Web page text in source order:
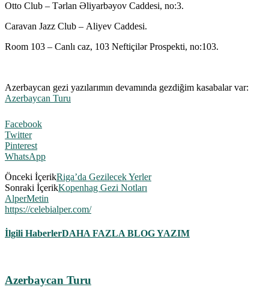
Otto Club – Tərlan Əliyarbəyov Caddesi, no:3.
Caravan Jazz Club – Aliyev Caddesi.
Room 103 – Canlı caz, 103 Neftiçilər Prospekti, no:103.
Azerbaycan gezi yazılarımın devamında gezdiğim kasabalar var:
Azerbaycan Turu
Facebook
Twitter
Pinterest
WhatsApp
Önceki İçerikRiga’da Gezilecek Yerler
Sonraki İçerikKopenhag Gezi Notları
AlperMetin
https://celebialper.com/
İlgili HaberlerDAHA FAZLA BLOG YAZIM
Azerbaycan Turu